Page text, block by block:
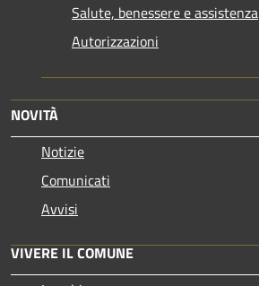
Salute, benessere e assistenza
Autorizzazioni
NOVITÀ
Notizie
Comunicati
Avvisi
VIVERE IL COMUNE